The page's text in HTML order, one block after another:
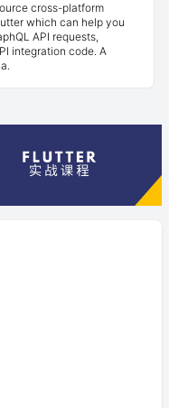
cross-platform
which can help you
API requests,
integration code. A